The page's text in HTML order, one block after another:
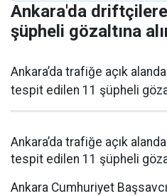
Ankara'da
şüpheli gözaltına
Ankara’da trafiğe açık
tespit edilen 11 şüpheli
Ankara’da trafiğe açık
tespit edilen 11 şüpheli
Ankara Cumhuriyet